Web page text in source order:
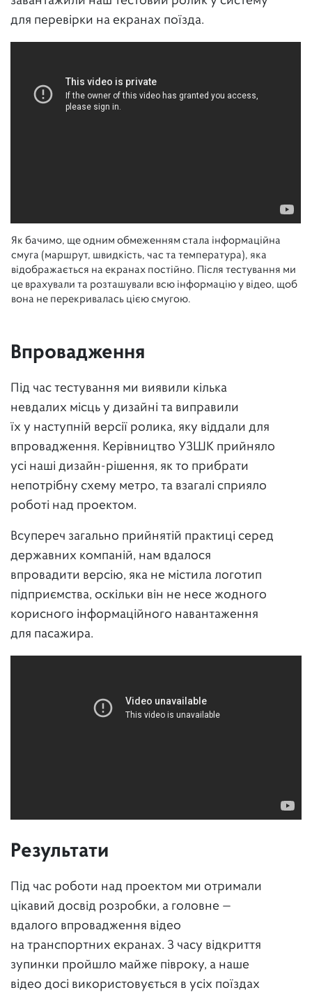
для перевірки на екранах поїзда.
Як бачимо, ще одним обмеженням стала інформаційна
смуга (маршрут, швидкість, час та температура), яка
відображається на екранах постійно. Після тестування ми
це врахували та розташували всю інформацію у відео, щоб
вона не перекривалась цією смугою.
Впровадження
Під час тестування ми виявили кілька
невдалих місць у дизайні та виправили
їх у наступній версії ролика, яку віддали для
впровадження. Керівництво УЗШК прийняло
усі наші дизайн-рішення, як то прибрати
непотрібну схему метро, та взагалі сприяло
роботі над проектом.
Всупереч загально прийнятій практиці серед
державних компаній, нам вдалося
впровадити версію, яка не містила логотип
підприємства, оскільки він не несе жодного
корисного інформаційного навантаження
для пасажира.
Результати
Під час роботи над проектом ми отримали
цікавий досвід розробки, а головне —
вдалого впровадження відео
на транспортних екранах. З часу відкриття
зупинки пройшло майже півроку, а наше
відео досі використовується в усіх поїздах